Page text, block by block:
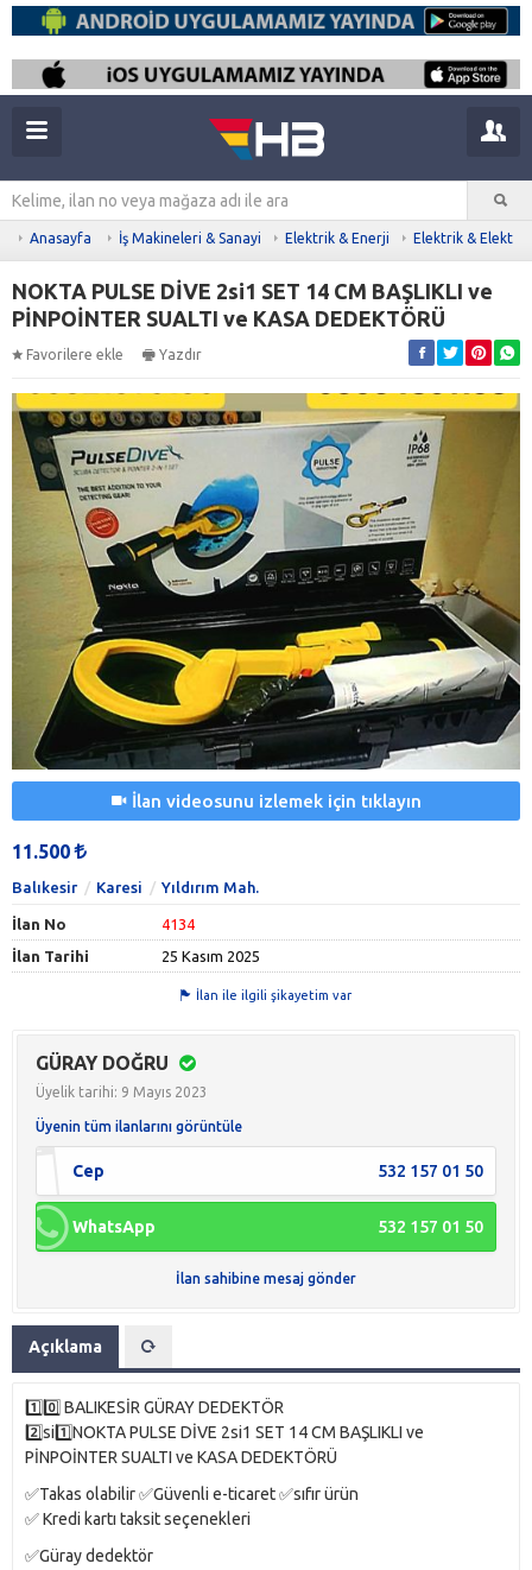
Anasayfa İş Makineleri & Sanayi Elektrik & Enerji Elektrik &
NOKTA PULSE DİVE 2si1 SET 14 CM BAŞLIKLI ve
PİNPOİNTER SUALTI ve KASA DEDEKTÖRÜ
Favorilere ekle Yazdır
İlan videosunu izlemek için tıklayın
11.500
Balıkesir Karesi Yıldırım Mah.
İlan No
4134
İlan Tarihi
25 Kasım 2025
İlan ile ilgili şikayetim var
GÜRAY DOĞRU
Üyelik tarihi: 9 Mayıs 2023
Üyenin tüm ilanlarını görüntüle
Cep 532 157 01 50
WhatsApp 532 157 01 50
İlan sahibine mesaj gönder
Açıklama
1️⃣0️⃣ BALIKESİR GÜRAY DEDEKTÖR
2️⃣si1️⃣NOKTA PULSE DİVE 2si1 SET 14 CM BAŞLIKLI ve
PİNPOİNTER SUALTI ve KASA DEDEKTÖRÜ
✅Takas olabilir ✅Güvenli e-ticaret ✅sıfır ürün
✅ Kredi kartı taksit seçenekleri
✅Güray dedektör